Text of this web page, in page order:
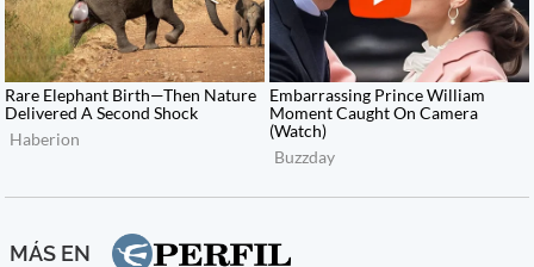
MÁS EN